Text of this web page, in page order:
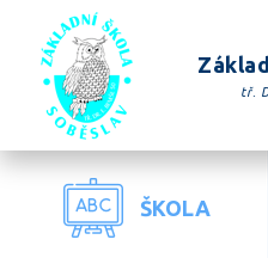
tř.
ŠKOLA